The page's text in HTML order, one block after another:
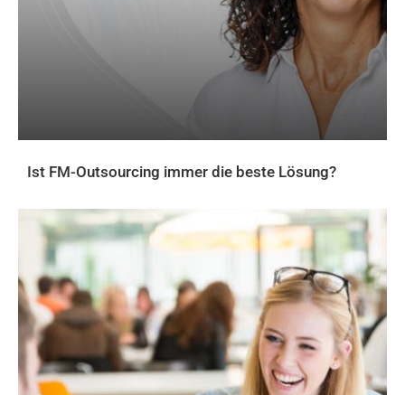
Ist FM-Outsourcing immer die beste Lösung?